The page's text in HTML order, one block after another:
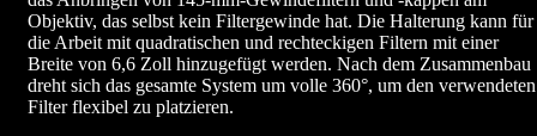
Objektiv, das selbst kein Filtergewinde hat. Die Halterung kann für
die Arbeit mit quadratischen und rechteckigen Filtern mit einer
Breite von 6,6 Zoll hinzugefügt werden. Nach dem Zusammenbau
dreht sich das gesamte System um volle 360°, um den verwendeten
Filter flexibel zu platzieren.